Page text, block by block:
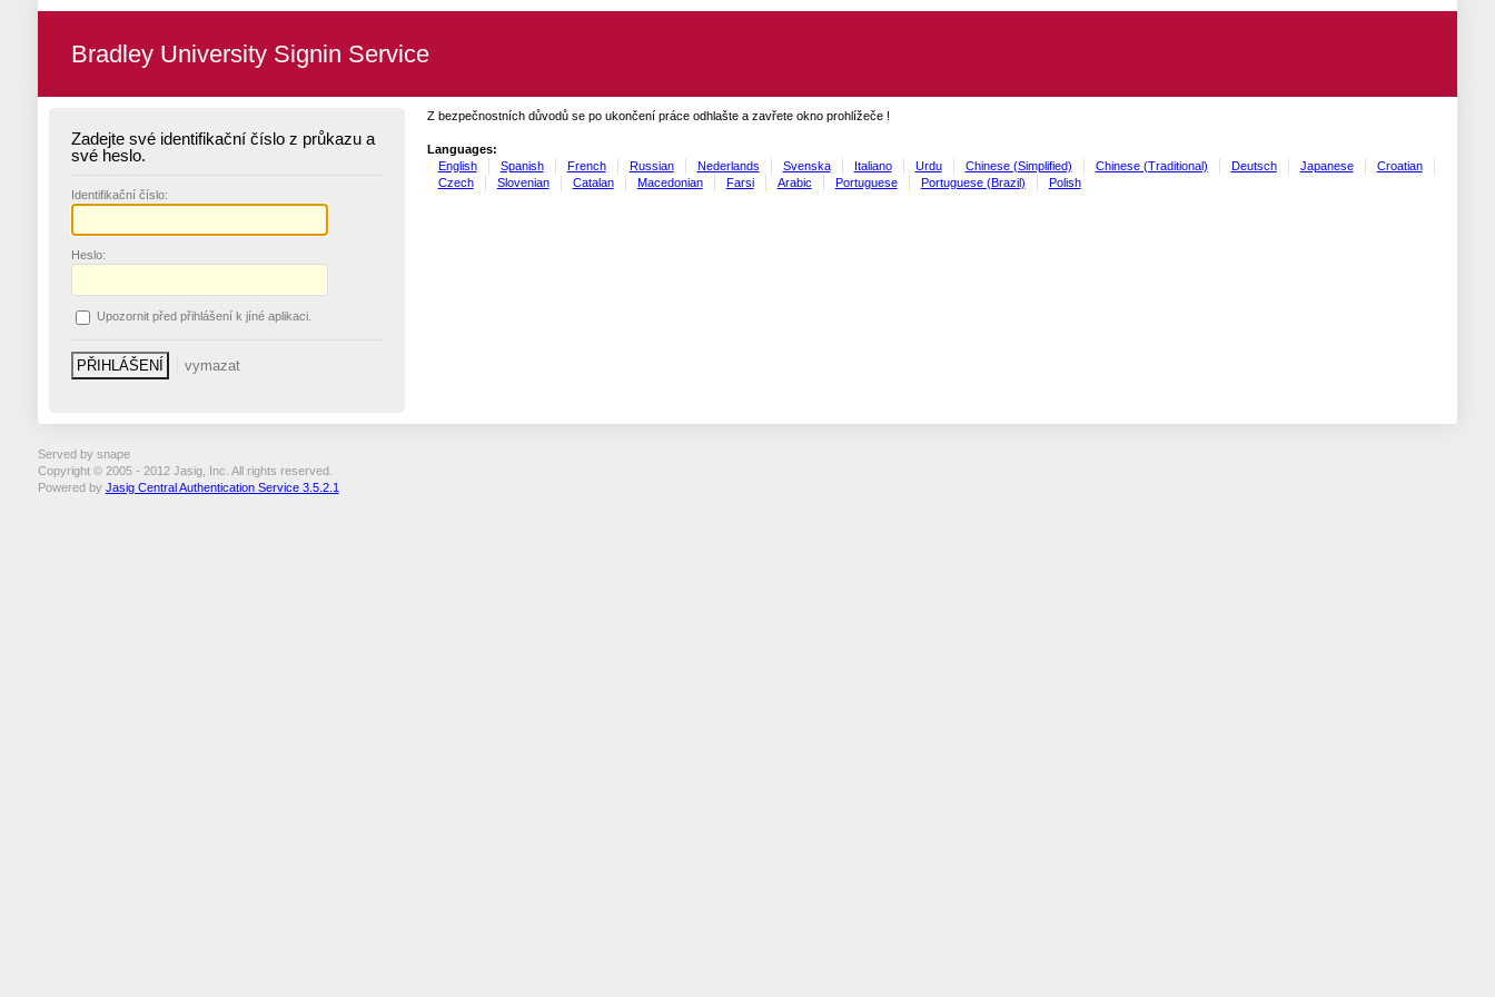
Bradley University Signin Service
Zadejte své identifikační číslo z průkazu a
své heslo.
Identifikační číslo:
Heslo:
Upozornit před přihlášení k jíné aplikaci.
Z bezpečnostních důvodů se po ukončení práce odhlašte a zavřete okno prohlížeče !
Languages:
English
Spanish French Russian Nederlands Svenska Italiano Urdu Chinese (Simplified) Chinese (Traditional) Deutsch Japanese
Croatian
Czech
Slovenian Catalan Macedonian Farsi Arabic Portuguese Portuguese (Brazil) Polish
Served by snape
Copyright © 2005 - 2012 Jasig, Inc. All rights reserved.
Powered by Jasig Central Authentication Service 3.5.2.1